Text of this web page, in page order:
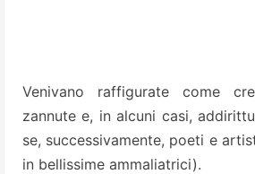
Venivano raffigurate come
zannute e, in alcuni casi,
se, successivamente, poeti e
in bellissime ammaliatrici).